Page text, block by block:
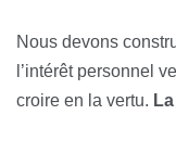
Nous devons
l’intérêt personnel
croire en la vertu.